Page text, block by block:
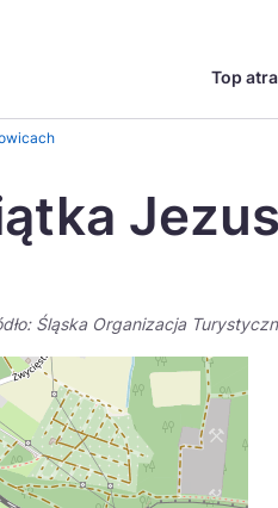
Top
Polskie
Jezus
Śląska Organizacja